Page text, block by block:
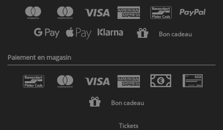
Bon cadeau
Paiement en magasin
Bon cadeau
Tickets